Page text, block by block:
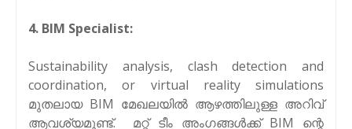
4. BIM Specialist:
Sustainability analysis, clash detection and
coordination, or virtual reality simulations
മുതലായ BIM മേഖലയിൽ ആഴത്തിലുള്ള അറിവ്
ആവശ്യമുണ്ട്. മറ്റ് ടീം അംഗങ്ങൾക്ക് BIM ന്റെ